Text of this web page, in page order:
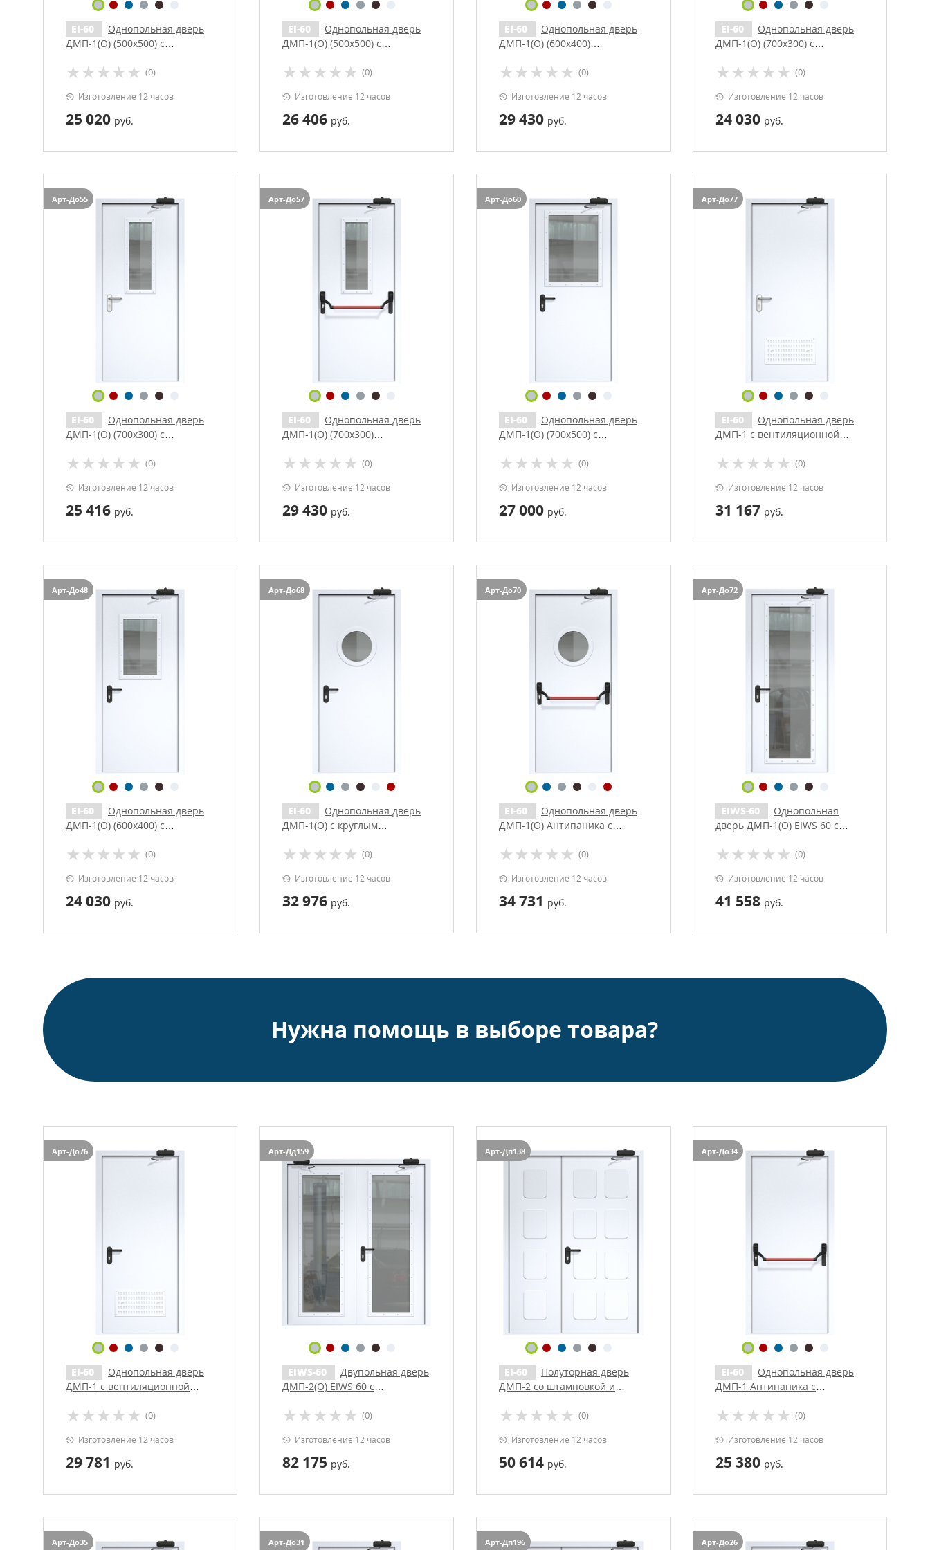
EI-60
Однопольная дверь
ДМП-1(О) (500х500) с
(0)
Изготовление 12 часов
25 020 руб.
EI-60
Однопольная дверь
ДМП-1(О) (500х500) с
(0)
Изготовление 12 часов
26 406 руб.
EI-60
Однопольная дверь
ДМП-1(О) (600х400)
(0)
Изготовление 12 часов
29 430 руб.
EI-60
Однопольная дверь
ДМП-1(О) (700х300) с
(0)
Изготовление 12 часов
24 030 руб.
Арт-До55
EI-60
Однопольная дверь
ДМП-1(О) (700х300) с
(0)
Изготовление 12 часов
25 416 руб.
Арт-До57
EI-60
Однопольная дверь
ДМП-1(О) (700х300)
(0)
Изготовление 12 часов
29 430 руб.
Арт-До60
EI-60
Однопольная дверь
ДМП-1(О) (700х500) с
(0)
Изготовление 12 часов
27 000 руб.
Арт-До77
EI-60
Однопольная дверь
ДМП-1 с вентиляционной
(ручки «хром»)
(0)
Изготовление 12 часов
31 167 руб.
Арт-До48
EI-60
Однопольная дверь
ДМП-1(О) (600х400) с
(0)
Изготовление 12 часов
24 030 руб.
Арт-До68
EI-60
Однопольная дверь
ДМП-1(О) с круглым
доводчиком
(0)
Изготовление 12 часов
32 976 руб.
Арт-До70
EI-60
Однопольная дверь
ДМП-1(О) Антипаника с
доводчиком
(0)
Изготовление 12 часов
34 731 руб.
Арт-До72
EIWS-60
Однопольная
дверь ДМП-1(О) EIWS 60 с
(0)
Изготовление 12 часов
41 558 руб.
Нужна помощь в выборе товара?
Арт-До76
EI-60
Однопольная дверь
ДМП-1 с вентиляционной
(0)
Изготовление 12 часов
29 781 руб.
Арт-Дд159
EIWS-60
Двупольная дверь
ДМП-2(О) EIWS 60 с
(0)
Изготовление 12 часов
82 175 руб.
Арт-Дп138
EI-60
Полуторная дверь
ДМП-2 со штамповкой и
(0)
Изготовление 12 часов
50 614 руб.
Арт-До34
EI-60
Однопольная дверь
ДМП-1 Антипаника с
(0)
Изготовление 12 часов
25 380 руб.
Арт-До35 Арт-До31 Арт-Дп196 Арт-До26